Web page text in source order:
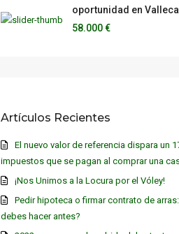
oportunidad en
58.000 €
Artículos Recientes
El nuevo valor de referencia dispara un
impuestos que se pagan al comprar una
¡Nos Unimos a la Locura por el Vóley!
Pedir hipoteca o firmar contrato de
debes hacer antes?